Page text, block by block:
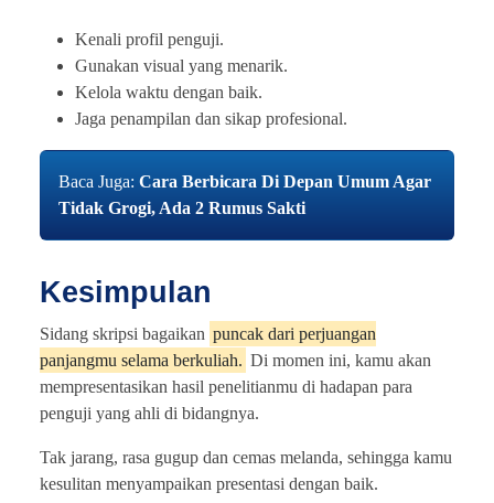
Kenali profil penguji.
Gunakan visual yang menarik.
Kelola waktu dengan baik.
Jaga penampilan dan sikap profesional.
Baca Juga: Cara Berbicara Di Depan Umum Agar
Tidak Grogi, Ada 2 Rumus Sakti
Kesimpulan
Sidang skripsi bagaikan puncak dari perjuangan
panjangmu selama berkuliah. Di momen ini, kamu akan
mempresentasikan hasil penelitianmu di hadapan para
penguji yang ahli di bidangnya.
Tak jarang, rasa gugup dan cemas melanda, sehingga kamu
kesulitan menyampaikan presentasi dengan baik.